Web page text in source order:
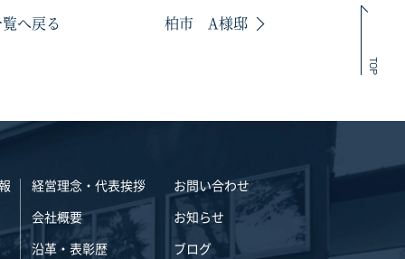
へ戻る 柏市 A様邸
TOP
経営理念・代表挨拶
会社概要
沿革・表彰歴
お問い合わせ
お知らせ
ブログ